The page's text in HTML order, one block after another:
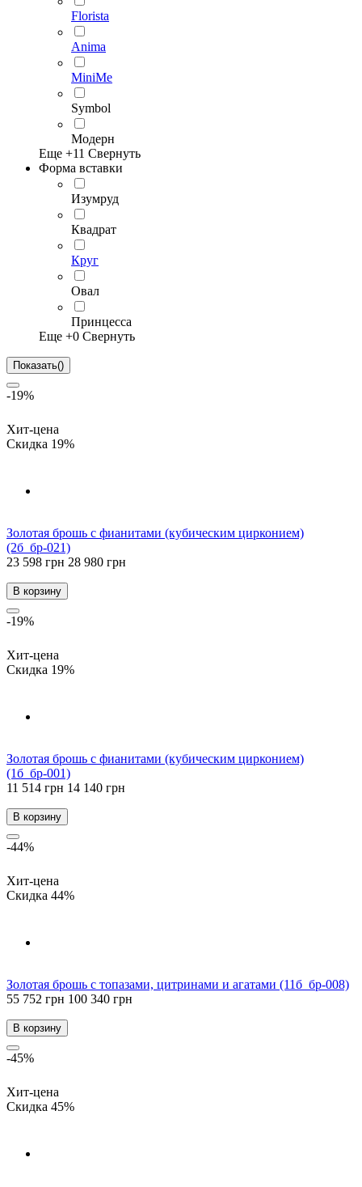
Florista
Anima
MiniMe
Symbol
Модерн
Еще +11 Свернуть
Форма вставки
Изумруд
Квадрат
Круг
Овал
Принцесса
Еще +0 Свернуть
Показать()
-19%
Хит-цена
Скидка 19%
Золотая брошь с фианитами (кубическим цирконием)
(2б_бр-021)
23 598 грн 28 980 грн
В корзину
-19%
Хит-цена
Скидка 19%
Золотая брошь с фианитами (кубическим цирконием)
(1б_бр-001)
11 514 грн 14 140 грн
В корзину
-44%
Хит-цена
Скидка 44%
Золотая брошь с топазами, цитринами и агатами (11б_бр-008)
55 752 грн 100 340 грн
В корзину
-45%
Хит-цена
Скидка 45%